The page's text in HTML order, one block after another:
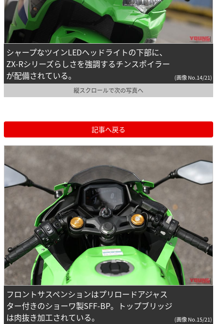
シャープなツインLEDヘッドライトの下部に、
ZX-Rシリーズらしさを強調するチンスポイラー
が配備されている。
(画像 No.14/21)
縦スクロールで次の写真へ
記事へ戻る
フロントサスペンションはプリロードアジャス
ター付きのショーワ製SFF-BP。トップブリッジ
は肉抜き加工されている。
(画像 No.15/21)